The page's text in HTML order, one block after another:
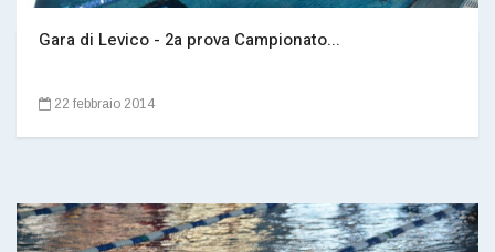
Gara di Levico - 2a prova Campionato...
22 febbraio 2014